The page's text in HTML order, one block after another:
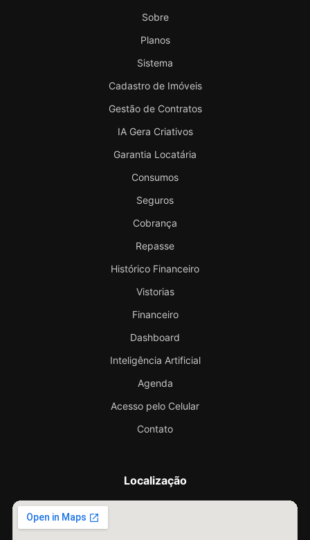
Sobre
Planos
Sistema
Cadastro de Imóveis
Gestão de Contratos
IA Gera Criativos
Garantia Locatária
Consumos
Seguros
Cobrança
Repasse
Histórico Financeiro
Vistorias
Financeiro
Dashboard
Inteligência Artificial
Agenda
Acesso pelo Celular
Contato
Localização